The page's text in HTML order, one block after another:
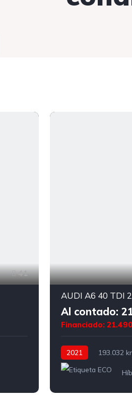
41
AUDI A6 40 TDI
Al contado:
Financiado:
2021 193.032